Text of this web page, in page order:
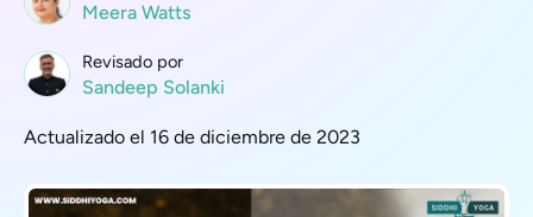
Meera Watts
Revisado por
Sandeep Solanki
Actualizado el 16 de diciembre de 2023